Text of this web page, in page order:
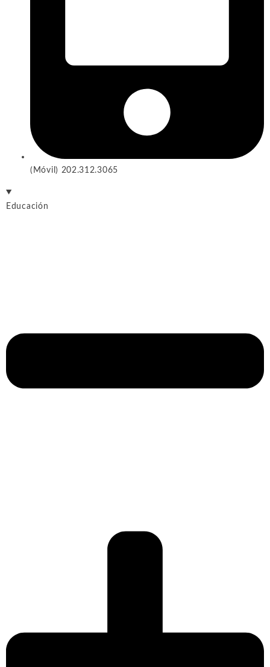
(Móvil) 202.312.3065
Educación